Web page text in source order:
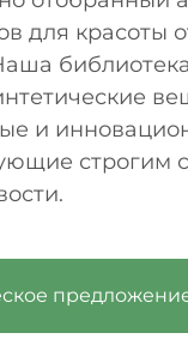
для красоты
и
строгим